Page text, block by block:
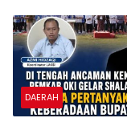
Aman dan Nyaman
DAERAH